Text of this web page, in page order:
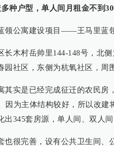
种户型，单人间月租金不到
领公寓建设项目——王马里蓝
长木村岳帅里144-148号，北
园社区，东侧为杭氧社区，周
其实是已经完成征迁的农民房
因为主体结构较好，所以改
出345套房源，单人间、双人间
也很完善，设有公共卫生间、